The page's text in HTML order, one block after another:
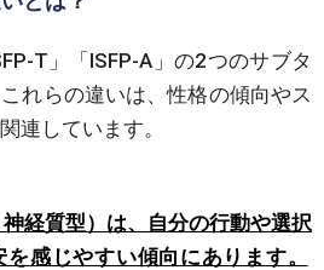
T」「ISFP-A」の2つのサブタ
れらの違いは、性格の傾向やス
連しています。
経質型）は、自分の行動や選択
感じやすい傾向にあります。